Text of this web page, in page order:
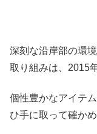
深刻な沿岸部の環
取り組みは、2015
個性豊かなアイテ
ひ手に取って確か